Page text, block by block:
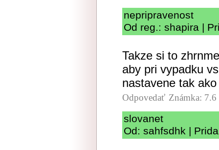
nepripravenost
Od reg.: shapira |
Takze si to
aby pri vypadku
nastavene tak
Odpovedať Známka: 7.6
slovanet
Od: sahfsdhk |